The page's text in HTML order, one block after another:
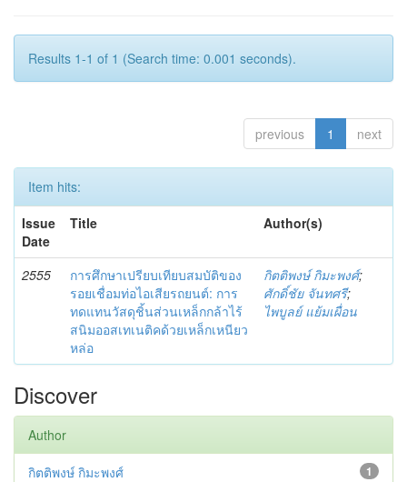
Results 1-1 of 1 (Search time: 0.001 seconds).
previous 1 next
Item hits:
Issue
Date
Title Author(s)
2555
การศึกษาเปรียบเทียบสมบัติของ
รอยเชื่อมท่อไอเสียรถยนต์: การ
ทดแทนวัสดุชิ้นส่วนเหล็กกล้าไร้
สนิมออสเทเนติคด้วยเหล็กเหนียว
หล่อ
กิตติพงษ์ กิมะพงศ์;
ศักดิ์ชัย จันทศรี;
ไพบูลย์ แย้มเผื่อน
Discover
Author
1
กิตติพงษ์ กิมะพงศ์